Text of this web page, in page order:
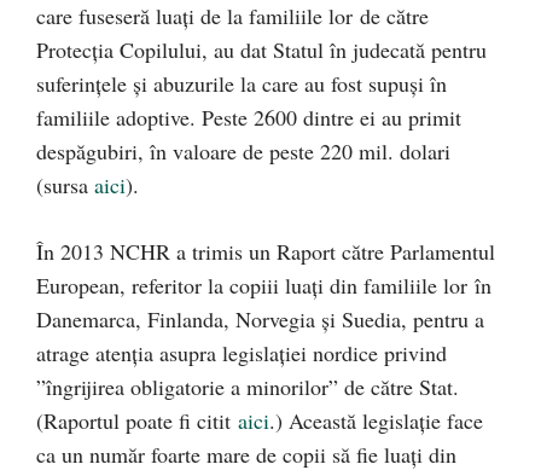
care fuseseră luați de la familiile lor de către
Protecția Copilului, au dat Statul în judecată pentru
suferințele și abuzurile la care au fost supuși în
familiile adoptive. Peste 2600 dintre ei au primit
despăgubiri, în valoare de peste 220 mil. dolari
(sursa aici).
În 2013 NCHR a trimis un Raport către Parlamentul
European, referitor la copiii luați din familiile lor în
Danemarca, Finlanda, Norvegia și Suedia, pentru a
atrage atenția asupra legislației nordice privind
”îngrijirea obligatorie a minorilor” de către Stat.
(Raportul poate fi citit aici.) Această legislație face
ca un număr foarte mare de copii să fie luați din